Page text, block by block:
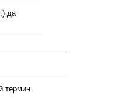
да
термин